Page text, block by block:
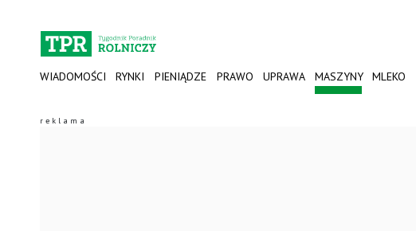
WIADOMOŚCI RYNKI PIENIĄDZE PRAWO UPRAWA MASZYNY MLEKO